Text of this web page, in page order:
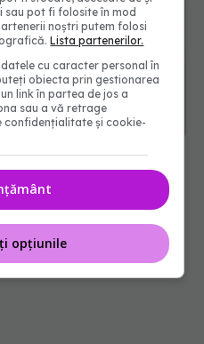
de soare? Ce spun
care chiar
sau pot fi folosite în mod
noștri putem folosi
Lista partenerilor.
cu caracter personal în
obiecta prin gestionarea
link în partea de jos a
sau a vă retrage
confidențialitate și cookie-
opțiunile